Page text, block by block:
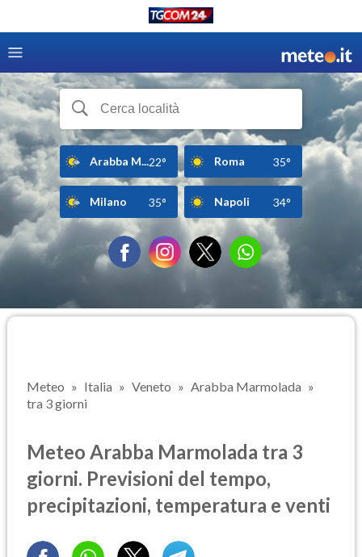
Arabba M...22° Roma 35°
Milano 35° Napoli 34°
Meteo Italia Veneto
Arabba Marmolada
tra 3 giorni
Meteo Arabba Marmolada tra 3
giorni. Previsioni del tempo,
precipitazioni, temperatura e venti